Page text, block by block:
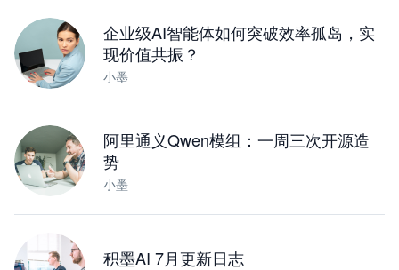
企业级AI智能体如何突破效率孤岛，实
现价值共振？
小墨
阿里通义Qwen模组：一周三次开源造
势
小墨
积墨AI 7月更新日志